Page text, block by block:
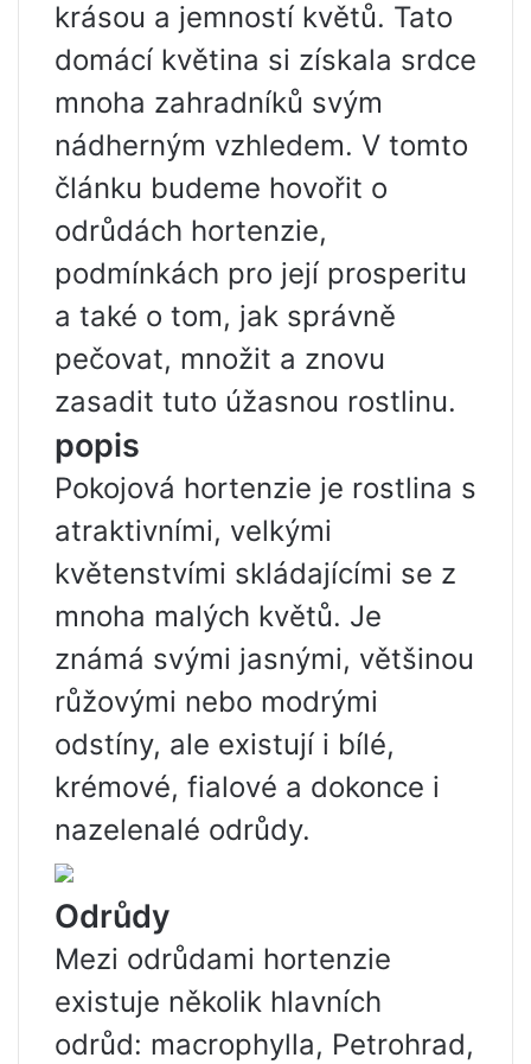
krásou a jemností květů. Tato
domácí květina si získala srdce
mnoha zahradníků svým
nádherným vzhledem. V tomto
článku budeme hovořit o
odrůdách hortenzie,
podmínkách pro její prosperitu
a také o tom, jak správně
pečovat, množit a znovu
zasadit tuto úžasnou rostlinu.
popis
Pokojová hortenzie je rostlina s
atraktivními, velkými
květenstvími skládajícími se z
mnoha malých květů. Je
známá svými jasnými, většinou
růžovými nebo modrými
odstíny, ale existují i ​​bílé,
krémové, fialové a dokonce i
nazelenalé odrůdy.
Odrůdy
Mezi odrůdami hortenzie
existuje několik hlavních
odrůd: macrophylla, Petrohrad,